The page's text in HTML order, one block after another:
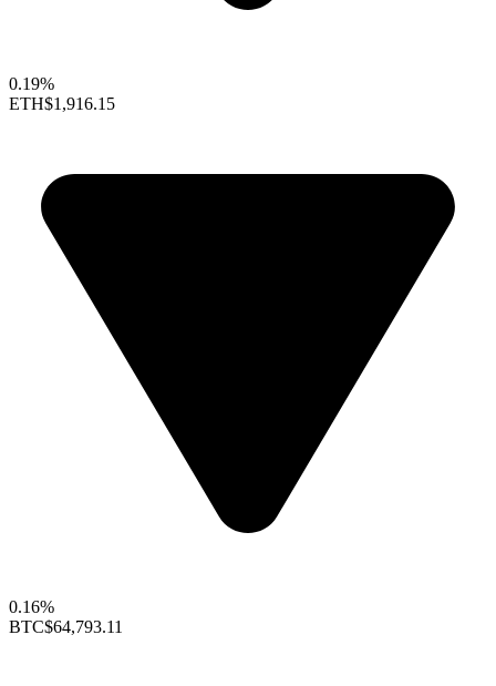
0.19%
ETH$1,916.15
0.16%
BTC$64,793.11